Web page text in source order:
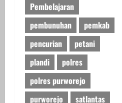
Pembelajaran
pembunuhan
pemkab
pencurian
petani
plandi
polres
polres purworejo
purworejo
satlantas